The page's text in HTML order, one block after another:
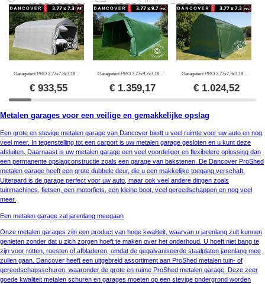
Garagetent PRO 3,77x7,3x3,18m PE, Grijs
€933,55
Garagetent PRO 3,77x9,7x3,18m PVC, Groen
€ 1.359,17
Garagetent PRO 3,77x7,3x3,18m, PVC, Groen
€ 1.024,52
Metalen garages voor een veilige en gemakkelijke opslag
Een grote en stevige metalen garage van Dancover biedt u veel ruimte voor uw auto en nog
veel meer. In tegenstelling tot een carport is uw metalen garage gesloten en u kunt deze
afsluiten. Daarnaast is uw metalen garage een veel voordeliger en flexibelere oplossing dan
een permanente opslagconstructie zoals een garage van bakstenen. De Dancover ProShed
metalen garage heeft een grote dubbele deur, die u een makkelijke toegang verschaft.
Uiteraard is de garage perfect voor uw auto, maar ook veel andere dingen zoals
tuinmachines, fietsen, een motorfiets, een kleine boot, veel gereedschappen en nog veel
meer.
Een metalen garage zal jarenlang meegaan
Onze metalen garages zijn een product van hoge kwaliteit, waarvan u jarenlang zult kunnen
genieten zonder dat u zich zorgen hoeft te maken over het onderhoud. U hoeft niet bang te
zijn voor rotten, roesten of afbladeren, omdat de gegalvaniseerde staalplaten jarenlang mee
zullen gaan. Dancover heeft een uitgebreid assortiment aan ProShed metalen tuin- of
gereedschapsschuren, waaronder de grote en ruime ProShed metalen garage. Deze zeer
goede kwaliteit metalen schuren en garages moeten op een stevige ondergrond worden